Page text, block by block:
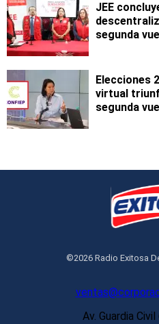
JEE
segunda
Elecciones
virtual
segunda
©2026 Radio Exitosa
Av. Guardia